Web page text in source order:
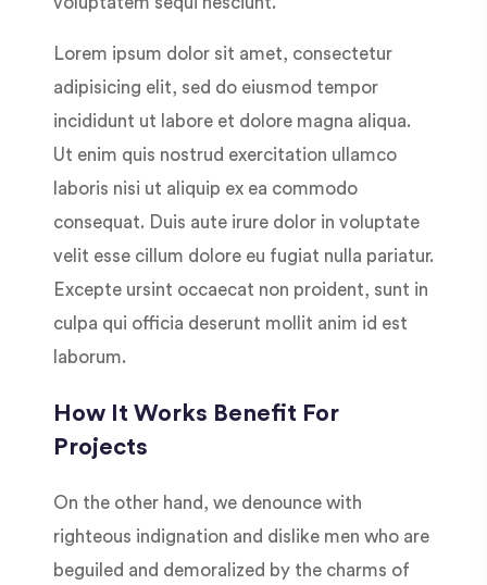
Lorem ipsum dolor sit amet, consectetur
adipisicing elit, sed do eiusmod tempor
incididunt ut labore et dolore magna aliqua.
Ut enim quis nostrud exercitation ullamco
laboris nisi ut aliquip ex ea commodo
consequat. Duis aute irure dolor in voluptate
velit esse cillum dolore eu fugiat nulla pariatur.
Excepte ursint occaecat non proident, sunt in
culpa qui officia deserunt mollit anim id est
laborum.
How It Works Benefit For
Projects
On the other hand, we denounce with
righteous indignation and dislike men who are
beguiled and demoralized by the charms of